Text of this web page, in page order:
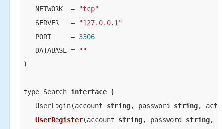
NETWORK  =
"tcp"
SERVER   =
"127.0.0.1"
PORT     = 3306
DATABASE =
""
)
type Search interface {
UserLogin(account string, password string,
UserRegister(account string, password string,